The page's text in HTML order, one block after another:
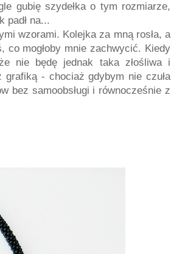
gubię szydełka o tym rozmiarze,
padł na...
wzorami. Kolejka za mną rosła, a
co mogłoby mnie zachwycić. Kiedy
nie będę jednak taka złośliwa i
grafiką - chociaż gdybym nie czuła
bez samoobsługi i równocześnie z